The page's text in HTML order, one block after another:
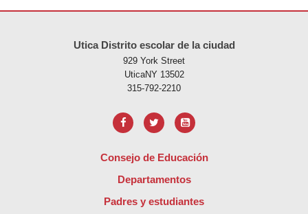
Utica Distrito escolar de la ciudad
929 York Street
UticaNY 13502
315-792-2210
Consejo de Educación
Departamentos
Padres y estudiantes